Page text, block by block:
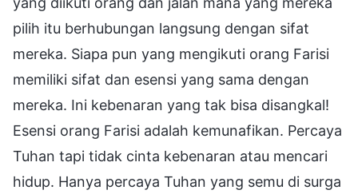
pilih itu berhubungan langsung dengan sifat
mereka. Siapa pun yang mengikuti orang Farisi
memiliki sifat dan esensi yang sama dengan
mereka. Ini kebenaran yang tak bisa disangkal!
Esensi orang Farisi adalah kemunafikan. Percaya
Tuhan tapi tidak cinta kebenaran atau mencari
hidup. Hanya percaya Tuhan yang semu di surga